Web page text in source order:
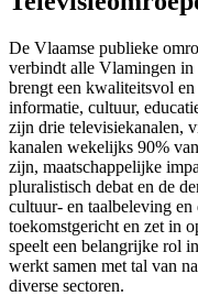
De Vlaamse publieke
verbindt alle Vlamingen
brengt een kwaliteitsvol
informatie, cultuur,
zijn drie televisiekanalen,
kanalen wekelijks 90%
zijn, maatschappelijke
pluralistisch debat en de
cultuur- en taalbeleving
toekomstgericht en zet in
speelt een belangrijke rol
werkt samen met tal van
diverse sectoren.